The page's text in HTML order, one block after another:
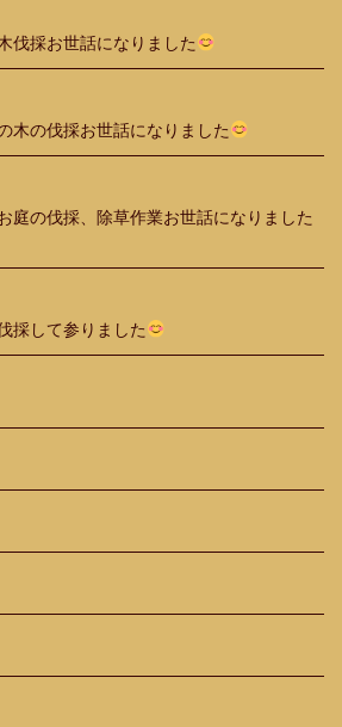
伐採お世話になりました
木の伐採お世話になりました
庭の伐採、除草作業お世話になりました
採して参りました